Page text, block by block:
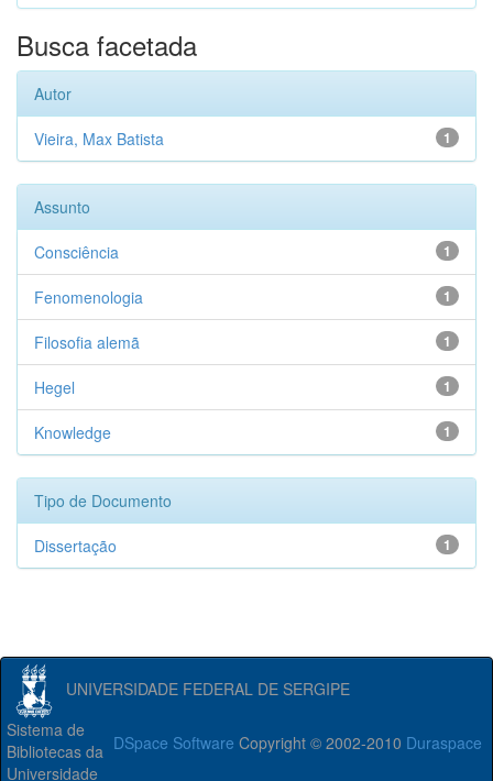
Busca facetada
Autor
1
Vieira, Max Batista
Assunto
1
Consciência
1
Fenomenologia
1
Filosofia alemã
1
Hegel
1
Knowledge
Tipo de Documento
1
Dissertação
UNIVERSIDADE FEDERAL DE SERGIPE
DSpace Software Copyright © 2002-2010 Duraspace
Sistema de
Bibliotecas da
Universidade